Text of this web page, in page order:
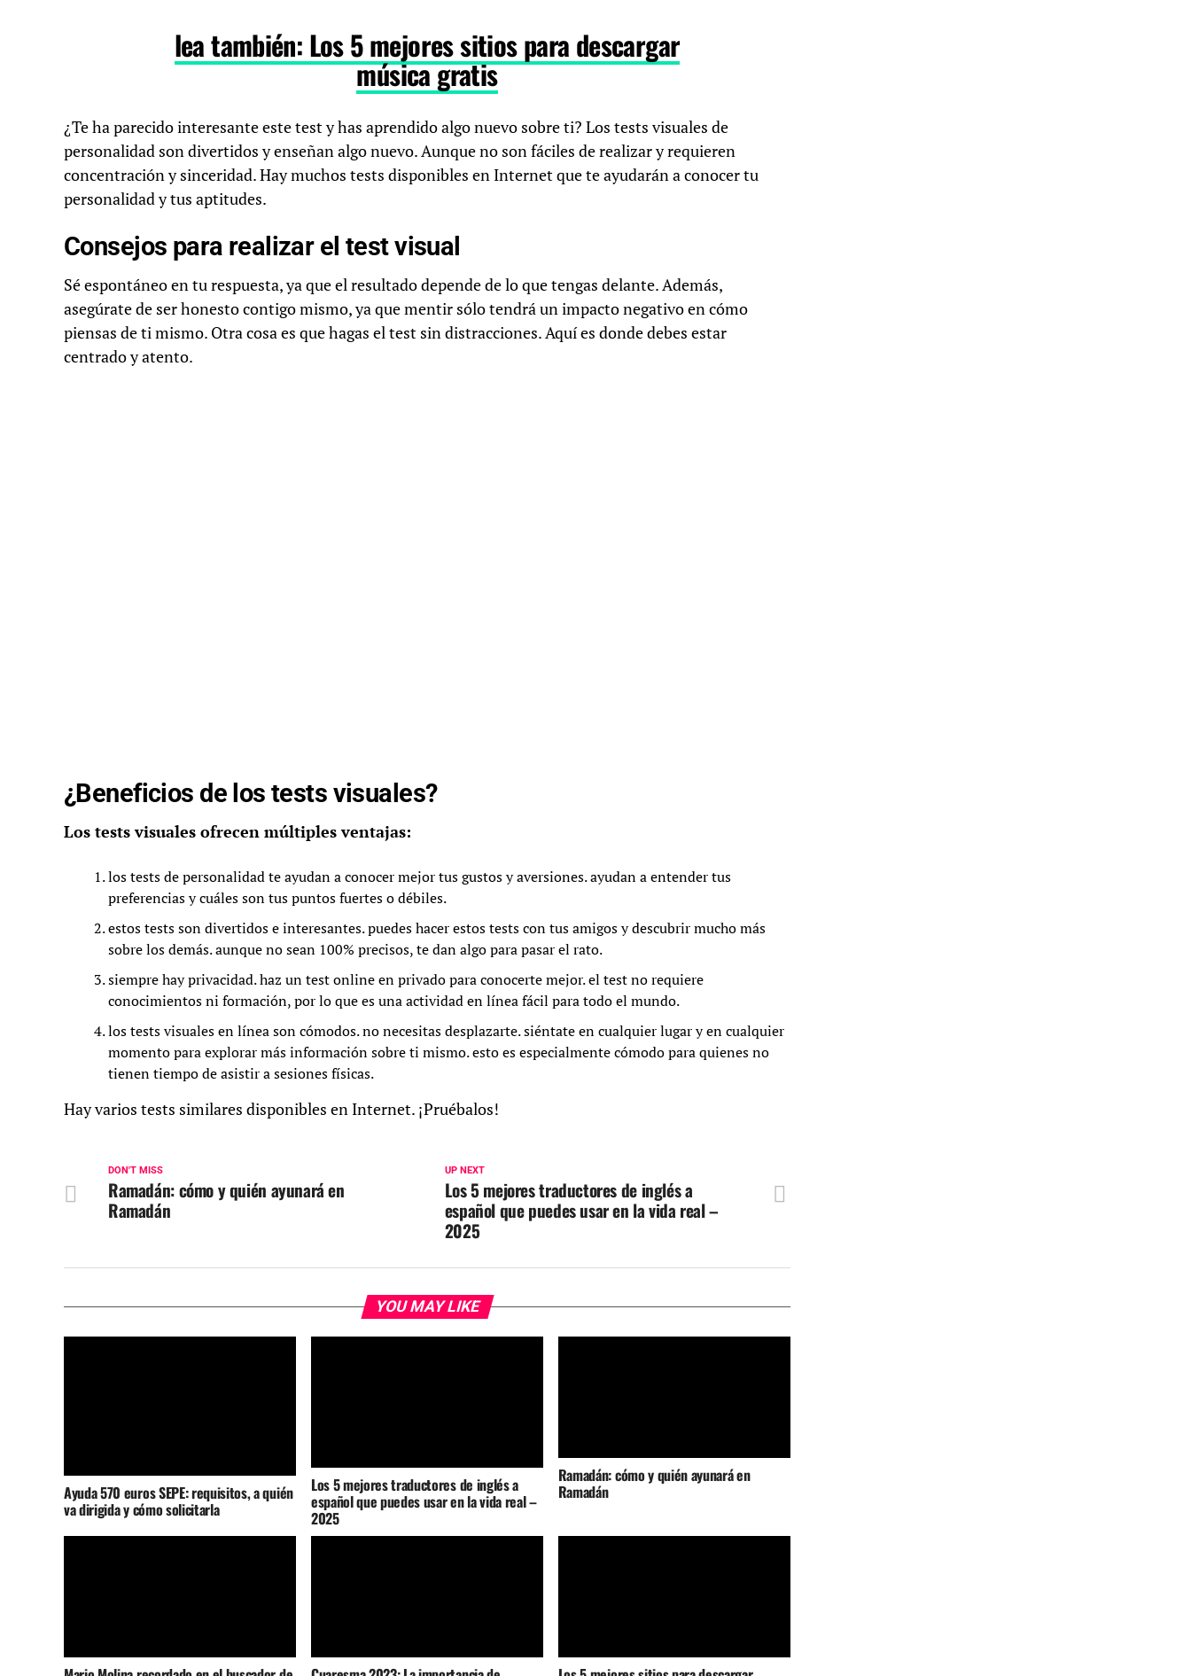
lea también: Los 5 mejores sitios para descargar
música gratis
¿Te ha parecido interesante este test y has aprendido algo nuevo sobre ti? Los tests visuales de
personalidad son divertidos y enseñan algo nuevo. Aunque no son fáciles de realizar y requieren
concentración y sinceridad. Hay muchos tests disponibles en Internet que te ayudarán a conocer tu
personalidad y tus aptitudes.
Consejos para realizar el test visual
Sé espontáneo en tu respuesta, ya que el resultado depende de lo que tengas delante. Además,
asegúrate de ser honesto contigo mismo, ya que mentir sólo tendrá un impacto negativo en cómo
piensas de ti mismo. Otra cosa es que hagas el test sin distracciones. Aquí es donde debes estar
centrado y atento.
¿Beneficios de los tests visuales?
Los tests visuales ofrecen múltiples ventajas:
los tests de personalidad te ayudan a conocer mejor tus gustos y aversiones. ayudan a entender tus
preferencias y cuáles son tus puntos fuertes o débiles.
estos tests son divertidos e interesantes. puedes hacer estos tests con tus amigos y descubrir mucho más
sobre los demás. aunque no sean 100% precisos, te dan algo para pasar el rato.
siempre hay privacidad. haz un test online en privado para conocerte mejor. el test no requiere
conocimientos ni formación, por lo que es una actividad en línea fácil para todo el mundo.
los tests visuales en línea son cómodos. no necesitas desplazarte. siéntate en cualquier lugar y en cualquier
momento para explorar más información sobre ti mismo. esto es especialmente cómodo para quienes no
tienen tiempo de asistir a sesiones físicas.
Hay varios tests similares disponibles en Internet. ¡Pruébalos!
UP NEXT
Los 5 mejores traductores de inglés a
español que puedes usar en la vida real –
2025
DON'T MISS
Ramadán: cómo y quién ayunará en
Ramadán
YOU MAY LIKE
Ayuda 570 euros SEPE: requisitos, a quién
va dirigida y cómo solicitarla
Los 5 mejores traductores de inglés a
español que puedes usar en la vida real –
2025
Ramadán: cómo y quién ayunará en
Ramadán